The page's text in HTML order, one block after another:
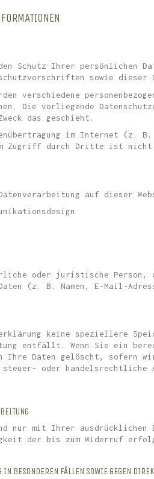
Schutz Ihrer persönlichen
sowie dieser
verschiedene
Die vorliegende
das geschieht.
im Internet (z.
Zugriff durch Dritte ist nicht
auf dieser
oder juristische Person,
(z. B. Namen, E-Mail-
keine speziellere
entfällt. Wenn Sie ein
Ihre Daten gelöscht, sofern
steuer- oder
nur mit Ihrer
der bis zum Widerruf
BESONDEREN FÄLLEN SOWIE GEGEN